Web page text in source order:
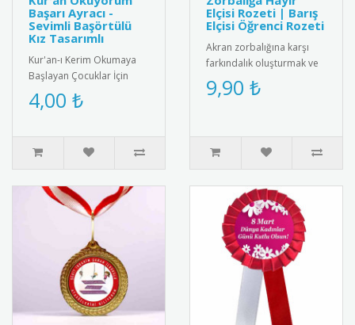
Başarı Ayracı -
Sevimli Başörtülü
Kız Tasarımlı
Kur'an-ı Kerim Okumaya
Başlayan Çocuklar İçin
Anlamlı Bir Hediye: Sevimli
Başörtülü Kız Tasarımlı Ku..
4,00 ₺
Elçisi Rozeti | Barış
Elçisi Öğrenci Rozeti
Akran zorbalığına karşı
farkındalık oluşturmak ve
barış elçisi öğrencileri
ödüllendirmek için tasarl..
9,90 ₺